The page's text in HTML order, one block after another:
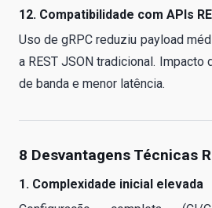
12. Compatibilidade com APIs
Uso de gRPC reduziu payload
a REST JSON tradicional. Impacto
de banda e menor latência.
8 Desvantagens Técnicas
1. Complexidade inicial elevada